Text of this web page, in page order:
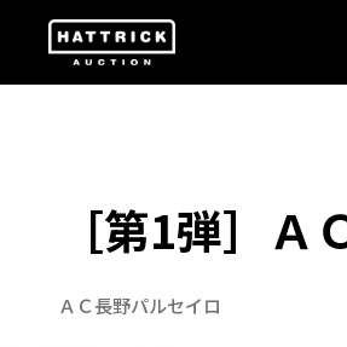
［第1弾］
ＡＣ長野パルセイロ